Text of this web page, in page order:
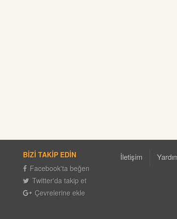
BİZİ TAKİP EDİN
Facebook'ta beğen
Twitter'da takip et
Çevrelerine ekle
İletişim